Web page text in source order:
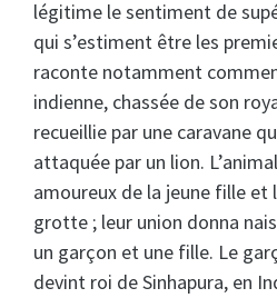
légitime le sentiment de
qui s’estiment être les
raconte notamment
indienne, chassée de son
recueillie par une caravane
attaquée par un lion.
amoureux de la jeune fille et
grotte ; leur union donna
un garçon et une fille. Le
devint roi de Sinhapura, en